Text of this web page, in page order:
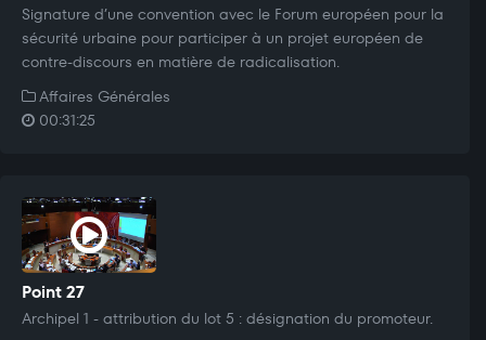
Signature d’une convention avec le Forum européen pour la
sécurité urbaine pour participer à un projet européen de
contre-discours en matière de radicalisation.
Affaires Générales
00:31:25
Point 27
Archipel 1 - attribution du lot 5 : désignation du promoteur.